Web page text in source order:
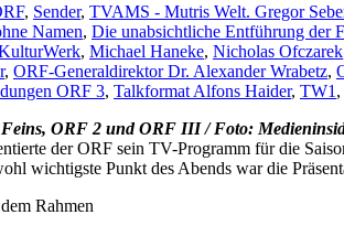
, Sender, TVAMS - Mutris Welt. Gregor
Namen, Die unabsichtliche Entführung der
, Michael Haneke, Nicholas Ofczarek
, ORF-Generaldirektor Dr. Alexander Wrabetz,
ORF 3, Talkformat Alfons Haider, TW1 ,
der ORF sein TV-Programm für die
wichtigste Punkt des Abends war die
Rahmen